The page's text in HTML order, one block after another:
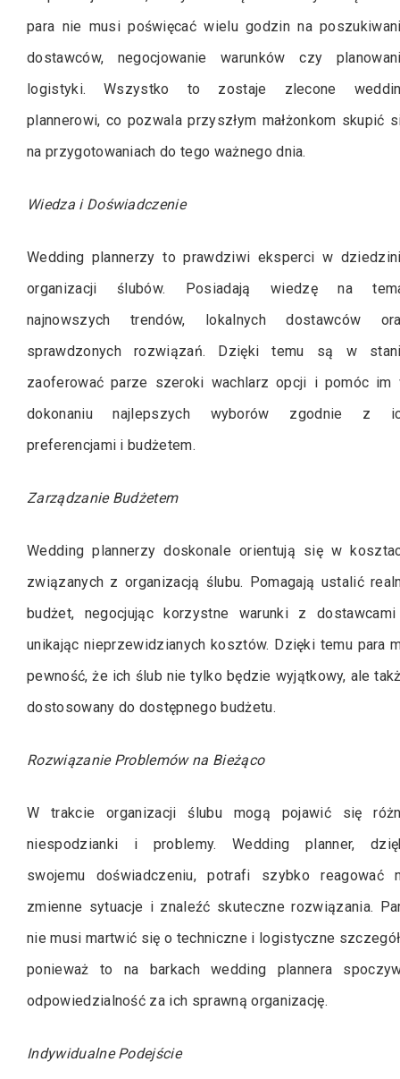
para nie musi poświęcać wielu godzin na
dostawców, negocjowanie warunków czy
logistyki. Wszystko to zostaje zlecone
plannerowi, co pozwala przyszłym małżonkom skupić
na przygotowaniach do tego ważnego dnia.
Wiedza i Doświadczenie
Wedding plannerzy to prawdziwi eksperci w
organizacji ślubów. Posiadają wiedzę na
najnowszych trendów, lokalnych dostawców
sprawdzonych rozwiązań. Dzięki temu są w
zaoferować parze szeroki wachlarz opcji i pomóc im
dokonaniu najlepszych wyborów zgodnie z
preferencjami i budżetem.
Zarządzanie Budżetem
Wedding plannerzy doskonale orientują się w
związanych z organizacją ślubu. Pomagają ustalić
budżet, negocjując korzystne warunki z
unikając nieprzewidzianych kosztów. Dzięki temu para
pewność, że ich ślub nie tylko będzie wyjątkowy, ale
dostosowany do dostępnego budżetu.
Rozwiązanie Problemów na Bieżąco
W trakcie organizacji ślubu mogą pojawić się
niespodzianki i problemy. Wedding planner,
swojemu doświadczeniu, potrafi szybko reagować
zmienne sytuacje i znaleźć skuteczne rozwiązania.
nie musi martwić się o techniczne i logistyczne
ponieważ to na barkach wedding plannera
odpowiedzialność za ich sprawną organizację.
Indywidualne Podejście